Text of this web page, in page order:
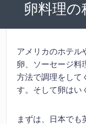
卵料理の
アメリカのホテル
卵、ソーセージ料
方法で調理をして
す。そして卵はい
まずは、日本でも